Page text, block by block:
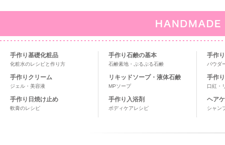
手作り基礎化粧品
化粧水のレシピと作り方
手作りクリーム
ジェル・美容液
手作り日焼け止め
軟膏のレシピ
手作り石鹸の基本
石鹸素地・ぷるぷる石鹸
リキッドソープ・液体石鹸
MPソープ
手作り入浴剤
ボディケアレシピ
手作
パウダ
手作
口紅・
ヘア
シャン